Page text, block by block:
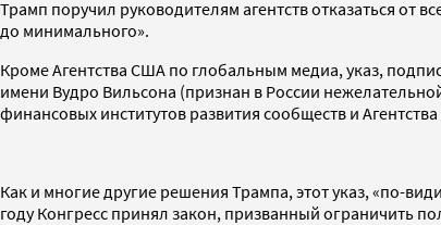
Трамп поручил руководителям агентств отказаться от
до минимального».
Кроме Агентства США по глобальным медиа, указ,
имени Вудро Вильсона (признан в России
финансовых институтов развития сообществ и
Как и многие другие решения Трампа, этот указ, «по-
году Конгресс принял закон, призванный ограничить